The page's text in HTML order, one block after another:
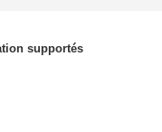
supportés